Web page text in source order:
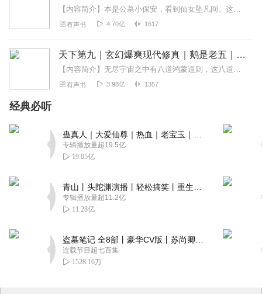
【内容简介】本是公墓小保安，看到仙女坠凡间。这个仙女有点彪，一拳一个小阿飘。稀有神元身上躺，三界妖王都来抢。天眼一开发了怒，妖精妖怪齐销户。保安公司开上天，...
有声书 4.70亿 1617
天下第九｜玄幻爆爽现代修真｜鹅是老五｜VIP免费
【内容简介】无尽宇宙之中有八道鸿蒙道则，这八道道则每一道都被一个无上强者融合。没有人知道，宇宙之中还有第九道道则，这一道道则破开鸿蒙，无人可触。【作者/主播简介...
有声书 3.98亿 1357
经典必听
专辑播放量超19.5亿
19.05亿
专辑播放量超11.2亿
11.28亿
连载节目超七百集
1528.16万